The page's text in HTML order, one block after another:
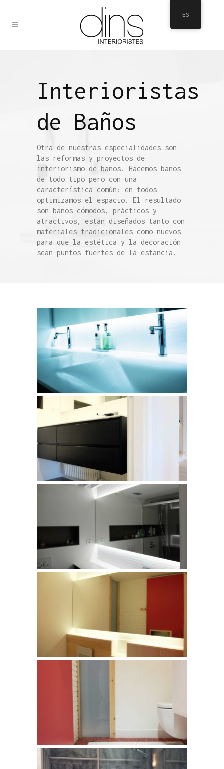
Interioristas
de Baños
Otra de nuestras especialidades son
las reformas y proyectos de
interiorismo de baños. Hacemos baños
de todo tipo pero con una
característica común: en todos
optimizamos el espacio. El resultado
son baños cómodos, prácticos y
atractivos, están diseñados tanto con
materiales tradicionales como nuevos
para que la estética y la decoración
sean puntos fuertes de la estancia.
ES